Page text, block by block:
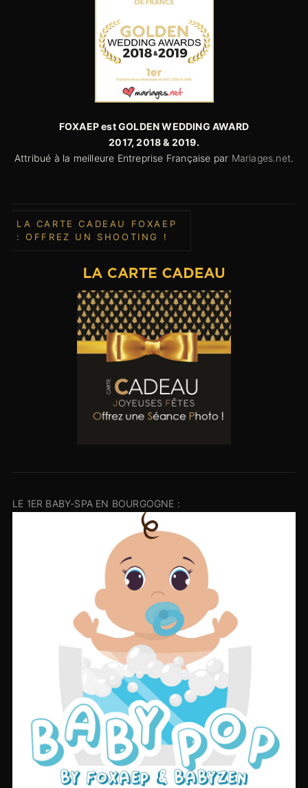
FOXAEP est GOLDEN WEDDING AWARD
2017,2018 & 2019.
Attribué à la meilleure Entreprise Française par Mariages.net.
LA CARTE CADEAU FOXAEP
: OFFREZ UN SHOOTING !
LE 1ER BABY-SPA EN BOURGOGNE :